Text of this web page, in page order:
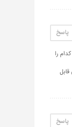
پاسخ
را
پاسخ